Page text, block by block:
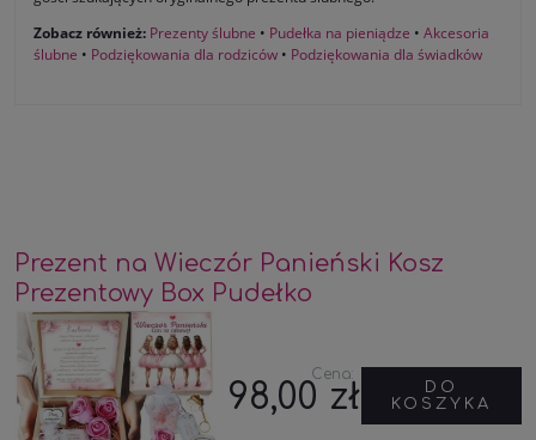
Zobacz również: Prezenty ślubne • Pudełka na pieniądze • Akcesoria
ślubne • Podziękowania dla rodziców • Podziękowania dla świadków
Prezent na Wieczór Panieński Kosz
Prezentowy Box Pudełko
Cena:
98,00 zł
DO
KOSZYKA